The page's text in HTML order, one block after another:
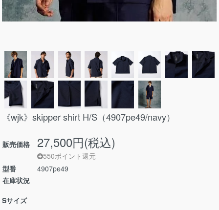
《wjk》skipper shirt H/S（4907pe49/navy）
販売価格 27,500円(税込)
550ポイント還元
型番
4907pe49
在庫状況
Sサイズ